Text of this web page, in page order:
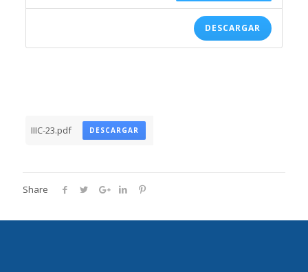
DESCARGAR
IIIC-23.pdf DESCARGAR
Share